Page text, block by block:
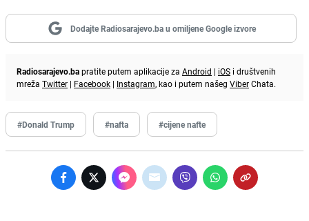
Dodajte Radiosarajevo.ba u omiljene Google izvore
Radiosarajevo.bapratite putem aplikacije za Android | iOS i društvenih
mreža Twitter | Facebook | Instagram, kao i putem našeg ViberChata.
#Donald Trump #nafta #cijene nafte